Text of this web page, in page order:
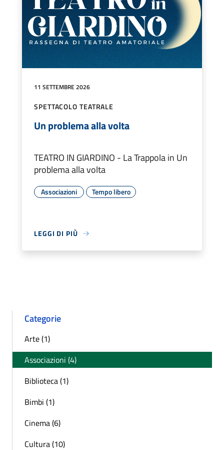
11 SETTEMBRE 2026
SPETTACOLO TEATRALE
Un problema alla volta
TEATRO IN GIARDINO - La Trappola in Un
problema alla volta
Associazioni Tempo libero
LEGGI DI PIÙ
Categorie
Arte (1)
Associazioni (4)
Biblioteca (1)
Bimbi (1)
Cinema (6)
Cultura (10)